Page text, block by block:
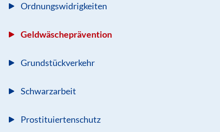
Ordnungswidrigkeiten
Geldwäscheprävention
Grundstückverkehr
Schwarzarbeit
Prostituiertenschutz